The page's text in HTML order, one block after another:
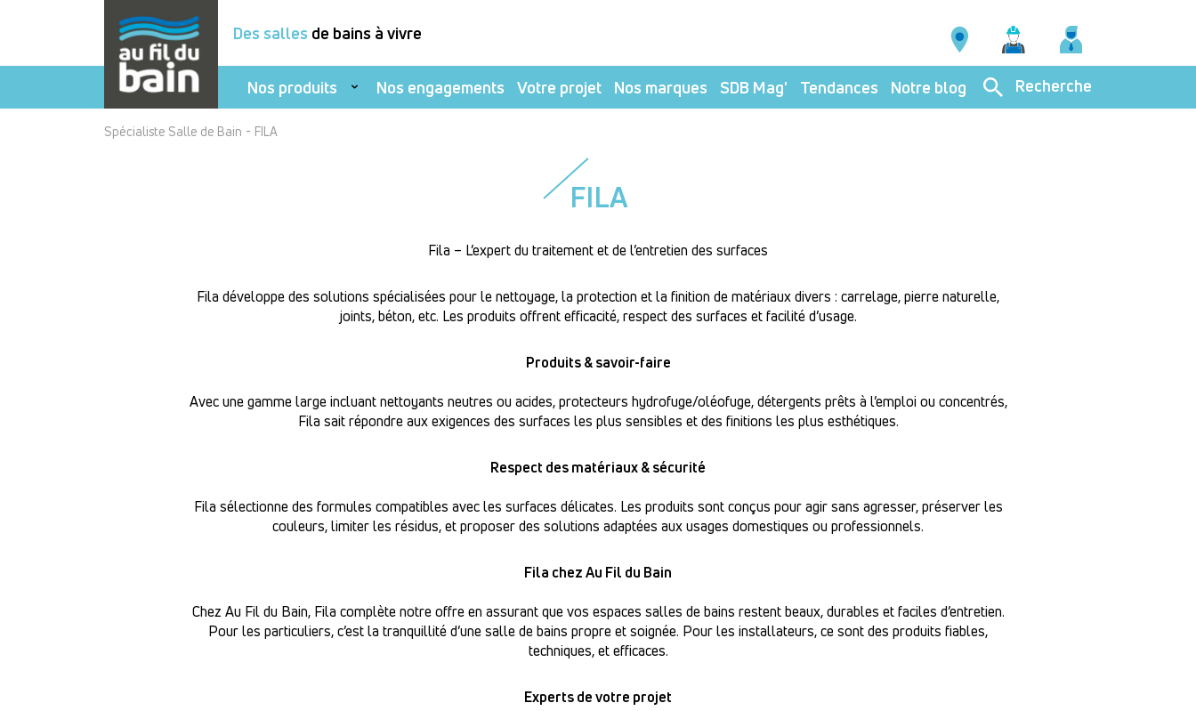
Des salles de bains à vivre
Nos produits Nos engagements Votre projet Nos marques SDB Mag' Tendances Notre blog Recherche
Spécialiste Salle de Bain - FILA
FILA
Fila – L’expert du traitement et de l’entretien des surfaces
Fila développe des solutions spécialisées pour le nettoyage, la protection et la finition de matériaux divers : carrelage, pierre naturelle,
joints, béton, etc. Les produits offrent efficacité, respect des surfaces et facilité d’usage.
Produits & savoir-faire
Avec une gamme large incluant nettoyants neutres ou acides, protecteurs hydrofuge/oléofuge, détergents prêts à l’emploi ou concentrés,
Fila sait répondre aux exigences des surfaces les plus sensibles et des finitions les plus esthétiques.
Respect des matériaux & sécurité
Fila sélectionne des formules compatibles avec les surfaces délicates. Les produits sont conçus pour agir sans agresser, préserver les
couleurs, limiter les résidus, et proposer des solutions adaptées aux usages domestiques ou professionnels.
Fila chez Au Fil du Bain
Chez Au Fil du Bain, Fila complète notre offre en assurant que vos espaces salles de bains restent beaux, durables et faciles d’entretien.
Pour les particuliers, c’est la tranquillité d’une salle de bains propre et soignée. Pour les installateurs, ce sont des produits fiables,
techniques, et efficaces.
Experts de votre projet